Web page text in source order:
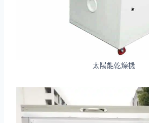
太陽能乾燥機